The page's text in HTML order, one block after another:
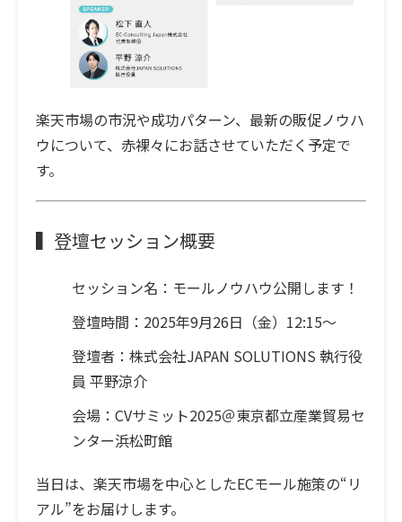
楽天市場の市況や成功パターン、最新の販促ノウハ
ウについて、赤裸々にお話させていただく予定で
す。
▍登壇セッション概要
セッション名： モールノウハウ公開します！
登壇時間： 2025年9月26日（金）12:15～
登壇者： 株式会社JAPAN SOLUTIONS 執行役
員 平野涼介
会場： CVサミット2025＠東京都立産業貿易セ
ンター浜松町館
当日は、楽天市場を中心としたECモール施策の“リ
アル”をお届けします。